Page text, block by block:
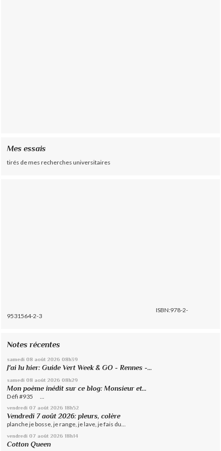
Mes essais
tirés de mes recherches universitaires
ISBN:978-2-
9531564-2-3
Notes récentes
samedi 08 août 2026 08h39
J'ai lu hier: Guide Vert Week & GO - Rennes -...
samedi 08 août 2026 08h29
Mon poème inédit sur ce blog: Monsieur et...
Défi #935 ...
vendredi 07 août 2026 18h52
Vendredi 7 août 2026: pleurs, colère
planche je bosse, je range, je lave, je fais du...
vendredi 07 août 2026 18h14
Cotton Queen